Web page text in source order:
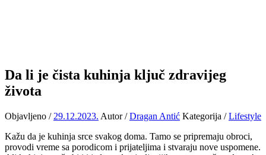
Da li je čista kuhinja ključ zdravijeg
života
Objavljeno / 29.12.2023. Autor /Dragan Antić Kategorija /Lifestyle
Kažu da je kuhinja srce svakog doma. Tamo se pripremaju obroci,
provodi vreme sa porodicom i prijateljima i stvaraju nove uspomene.